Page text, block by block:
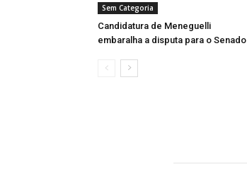
Sem Categoria
Candidatura de Meneguelli
embaralha a disputa para o Senado